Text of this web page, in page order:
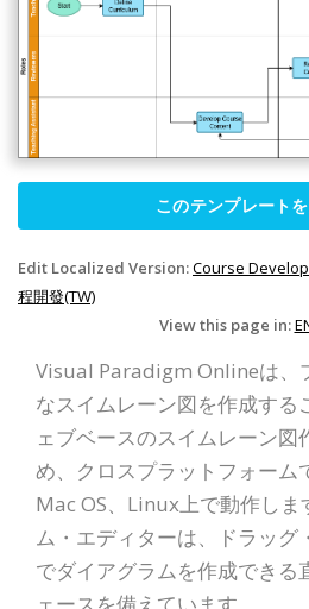
このテンプレート
Edit Localized Version:Course
程開發(TW)
View this page in:
Visual Paradigm Onlineは、
なスイムレーン図を作成する
ェブベースのスイムレーン図
め、クロスプラットフォーム
Mac OS、Linux上で動作しま
ム・エディターは、ドラッグ
でダイアグラムを作成できる